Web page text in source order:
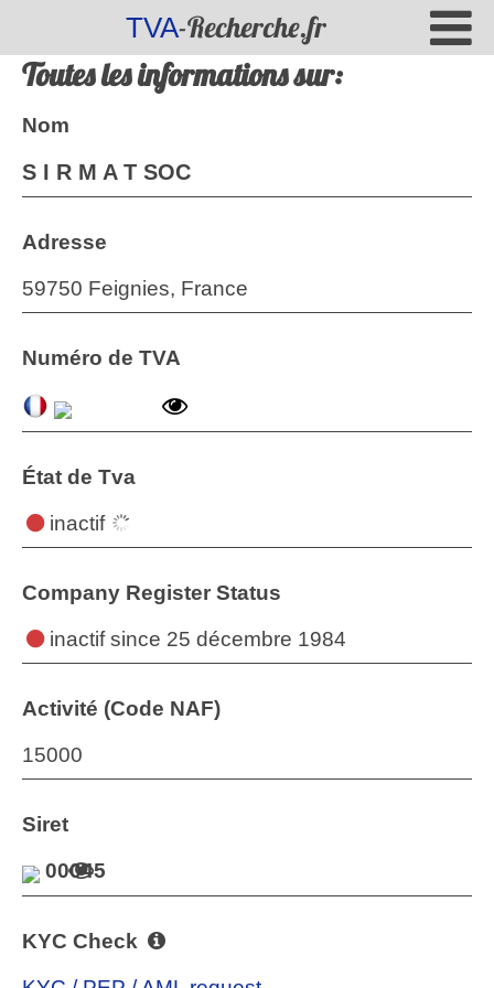
TVA-Recherche.fr
Toutes les informations sur:
Nom
S I R M A T SOC
Adresse
59750 Feignies, France
Numéro de TVA
État de Tva
inactif
Company Register Status
inactifsince 25 décembre 1984
Activité (Code NAF)
15000
Siret
00045
KYC Check